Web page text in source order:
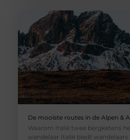
De mooiste routes in de Alpen &
Waarom Italië twee bergketens
wandelaar Italië biedt